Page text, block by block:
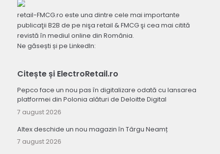
retail-FMCG.ro este una dintre cele mai importante
publicaţii B2B de pe nişa retail & FMCG şi cea mai citită
revistă în mediul online din România.
Ne găsești și pe LinkedIn:
Citește și ElectroRetail.ro
Pepco face un nou pas în digitalizare odată cu lansarea
platformei din Polonia alături de Deloitte Digital
7 august 2026
Altex deschide un nou magazin în Târgu Neamț
7 august 2026